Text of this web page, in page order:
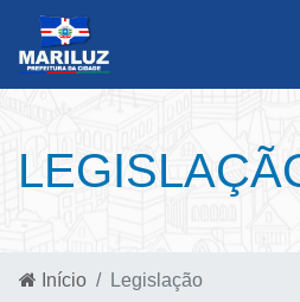
Início Legislação